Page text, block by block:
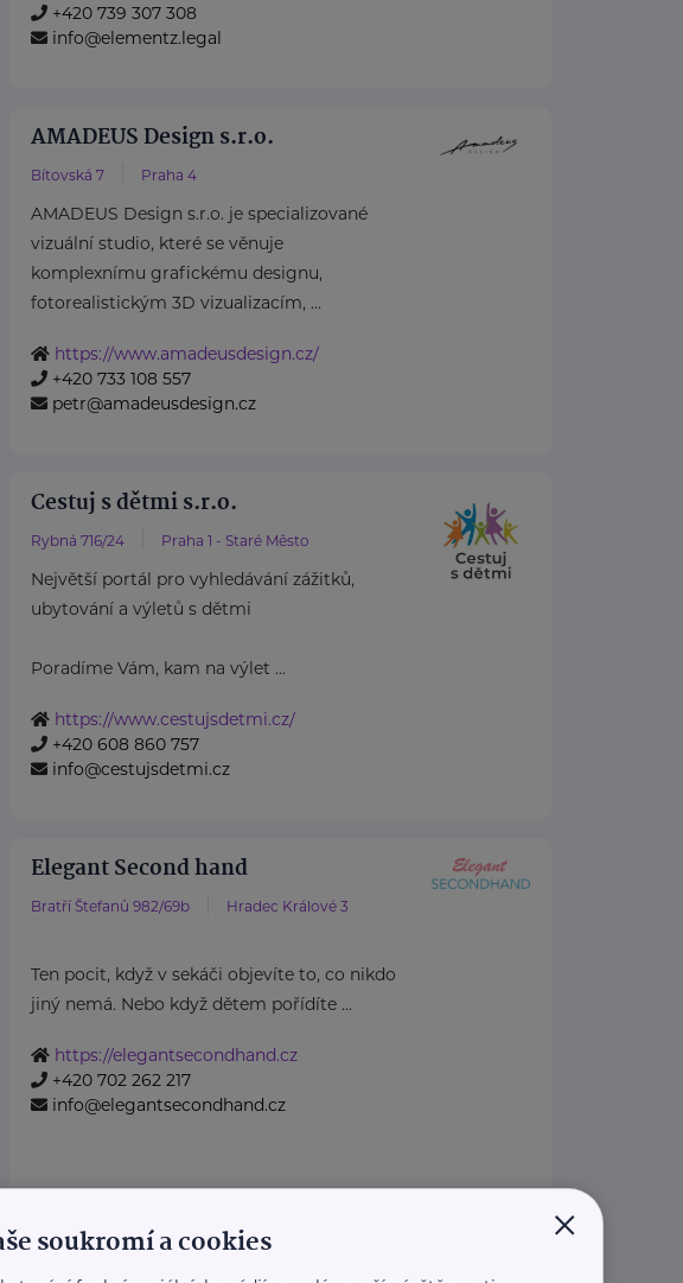
+420 739 307 308
info@elementz.legal
AMADEUS Design s.r.o.
Bítovská 7 Praha 4
AMADEUS Design s.r.o. je specializované
vizuální studio, které se věnuje
komplexnímu grafickému designu,
fotorealistickým 3D vizualizacím, ...
https://www.amadeusdesign.cz/
+420 733 108 557
petr@amadeusdesign.cz
Cestuj s dětmi s.r.o.
Rybná 716/24 Praha 1 - Staré Město
Největší portál pro vyhledávání zážitků,
ubytování a výletů s dětmi
Poradíme Vám, kam na výlet ...
https://www.cestujsdetmi.cz/
+420 608 860 757
info@cestujsdetmi.cz
Elegant Second hand
Bratří Štefanů 982/69b Hradec Králové 3
Ten pocit, když v sekáči objevíte to, co nikdo
jiný nemá. Nebo když dětem pořídíte ...
https://elegantsecondhand.cz
+420 702 262 217
info@elegantsecondhand.cz
×
soukromí a cookies